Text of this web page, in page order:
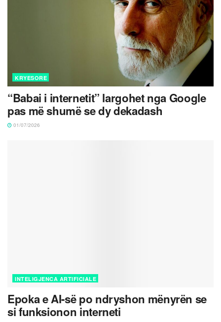
KRYESORE
“Babai i internetit” largohet nga Google
pas më shumë se dy dekadash
01/07/2026
INTELIGJENCA ARTIFICIALE
Epoka e AI-së po ndryshon mënyrën se
si funksionon interneti